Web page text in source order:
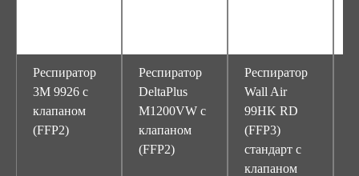
Респиратор
3М 9926 с
клапаном
(FFP2)
Респиратор
DeltaPlus
M1200VW с
клапаном
(FFP2)
Респиратор
Wall Air
99HK RD
(FFP3)
стандарт с
клапаном